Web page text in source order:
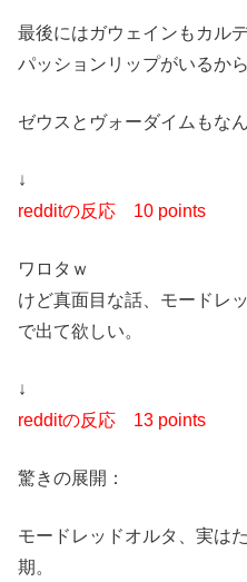
最後にはガウェインもカル
パッションリップがいるから
ゼウスとヴォーダイムもな
↓
redditの反応 10 points
ワロタｗ
けど真面目な話、モードレ
で出て欲しい。
↓
redditの反応 13 points
驚きの展開：
モードレッドオルタ、実は
期。